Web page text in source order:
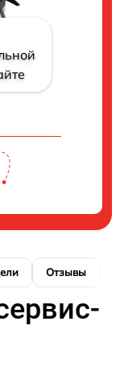
Отзывы